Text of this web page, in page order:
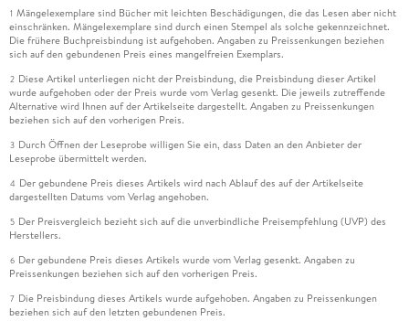
1 Mängelexemplare sind Bücher mit leichten Beschädigungen, die das Lesen aber nicht
einschränken. Mängelexemplare sind durch einen Stempel als solche gekennzeichnet.
Die frühere Buchpreisbindung ist aufgehoben. Angaben zu Preissenkungen beziehen
sich auf den gebundenen Preis eines mangelfreien Exemplars.
2 Diese Artikel unterliegen nicht der Preisbindung, die Preisbindung dieser Artikel
wurde aufgehoben oder der Preis wurde vom Verlag gesenkt. Die jeweils zutreffende
Alternative wird Ihnen auf der Artikelseite dargestellt. Angaben zu Preissenkungen
beziehen sich auf den vorherigen Preis.
3 Durch Öffnen der Leseprobe willigen Sie ein, dass Daten an den Anbieter der
Leseprobe übermittelt werden.
4 Der gebundene Preis dieses Artikels wird nach Ablauf des auf der Artikelseite
dargestellten Datums vom Verlag angehoben.
5 Der Preisvergleich bezieht sich auf die unverbindliche Preisempfehlung (UVP) des
Herstellers.
6 Der gebundene Preis dieses Artikels wurde vom Verlag gesenkt. Angaben zu
Preissenkungen beziehen sich auf den vorherigen Preis.
7 Die Preisbindung dieses Artikels wurde aufgehoben. Angaben zu Preissenkungen
beziehen sich auf den letzten gebundenen Preis.